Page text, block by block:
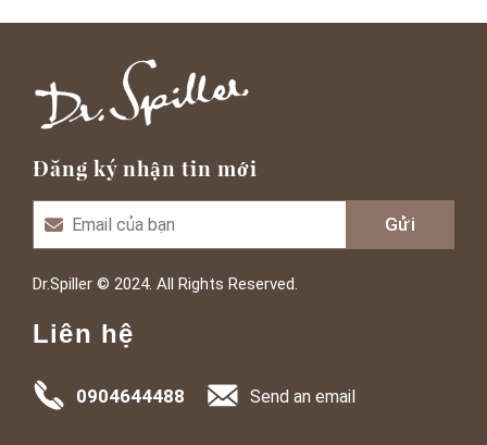
Đăng ký nhận tin mới
Dr.Spiller © 2024. All Rights Reserved.
Liên hệ
0904644488 Send an email